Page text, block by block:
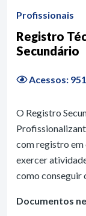
Profissionais
Registro
Secundário
Acessos:
O Registro
com registro em
exercer
como conseguir
Documentos